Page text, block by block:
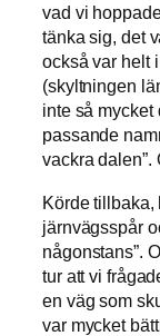
vad vi
tänka sig, det
också var helt
(skyltningen
inte så mycket
passande
vackra dalen”.
Körde tillbaka,
järnvägsspår
någonstans”.
tur att vi
en väg som
var mycket